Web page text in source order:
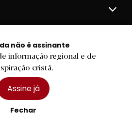
não é assinante
informação regional e de
cristã.
Assine já
Fechar
FSC®
© Todos os direitos reservados